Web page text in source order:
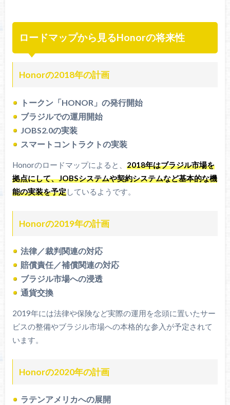
ロードマップから見るHonorの将来性
Honorの2018年の計画
トークン「HONOR」の発行開始
ブラジルでの運用開始
JOBS2.0の実装
スマートコントラクトの実装
Honorのロードマップによると、 2018年はブラジル市場を
拠点にして、JOBSシステムや契約システムなど基本的な機
能の実装を予定しているようです。
Honorの2019年の計画
法律／裁判関連の対応
賠償責任／補償関連の対応
ブラジル市場への浸透
通貨交換
2019年には法律や保険など実際の運用を念頭に置いたサー
ビスの整備やブラジル市場への本格的な参入が予定されて
います。
Honorの2020年の計画
ラテンアメリカへの展開